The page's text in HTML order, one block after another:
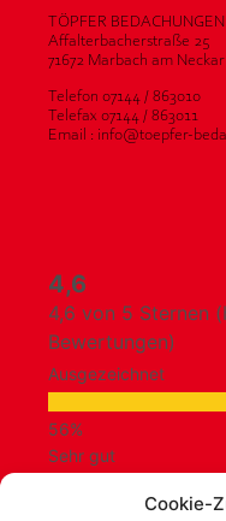
Cookie-
TÖPFER
Affalterbacherstraße 25
71672 Marbach am Neckar
Telefon 07144 / 863010
Telefax 07144 / 863011
Email : info@toepfer-
4,6
4,6 von 5 Sternen
Bewertungen)
Ausgezeichnet
Sehr gut